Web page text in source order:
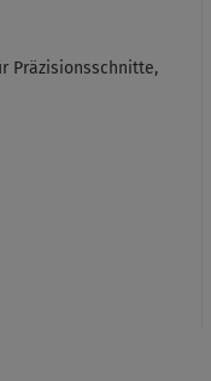
Präzisionsschnitte,